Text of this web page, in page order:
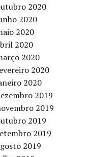
2020
2020
2020
2020
2020
2020
2020
2019
2019
2019
2019
2019